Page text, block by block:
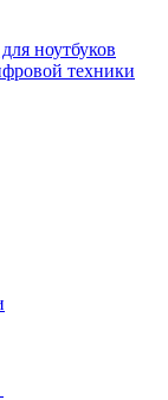
ноутбуков
техники